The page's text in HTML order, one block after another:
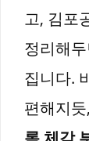
고, 김포
정리해
집니다.
편해지듯,